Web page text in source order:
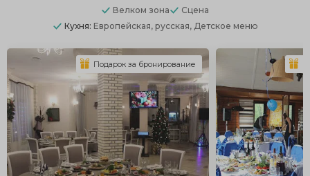
Велком зона
Сцена
Кухня: Европейская, русская, Детское меню
Подарок за бронирование